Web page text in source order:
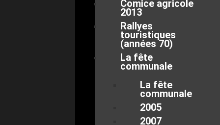
Comice agricole
2013
Rallyes
touristiques
(années 70)
La fête
communale
La fête
communale
2005
2007